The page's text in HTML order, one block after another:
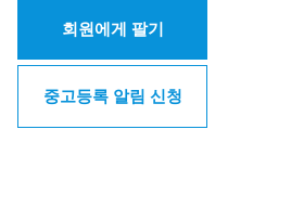
회원에게 팔기
중고등록 알림 신청